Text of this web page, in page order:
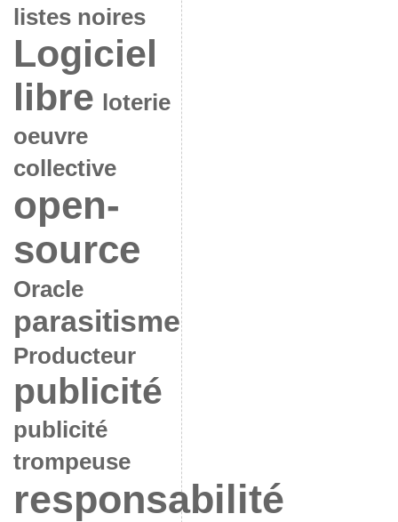
listes noires
Logiciel
libre
loterie
oeuvre
collective
open-
source
Oracle
parasitisme
Producteur
publicité
publicité
trompeuse
responsabilité